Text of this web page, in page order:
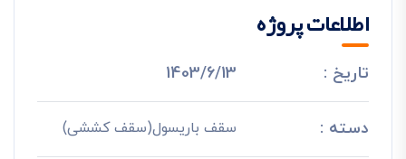
اطلاعات پروژه
تاریخ : 1403/6/13
دسته : سقف باریسول(سقف کششی)